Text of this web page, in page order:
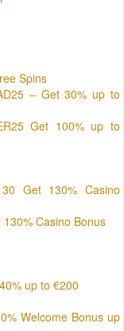
Spins
– Get 30% up to
Get 100% up to
Get 130% Casino
Casino Bonus
up to €200
Welcome Bonus up